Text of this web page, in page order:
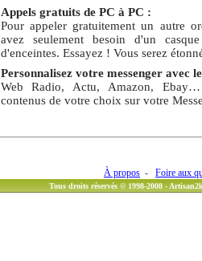
Appels gratuits de PC à PC :
Pour appeler gratuitement un autre
avez seulement besoin d'un
d'enceintes. Essayez ! Vous serez
Personnalisez votre messenger avec
Web Radio, Actu, Amazon,
contenus de votre choix sur votre
À propos - Foire aux
Tous droits réservés © 1998-2008 -